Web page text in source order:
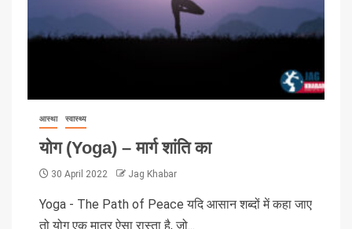
आस्था स्वास्थ्य
योग (Yoga) – मार्ग शांति का
30 April 2022 Jag Khabar
Yoga - The Path of Peace यदि आसान शब्दों में कहा जाए
तो योग एक मात्र ऐसा रास्ता है, जो...